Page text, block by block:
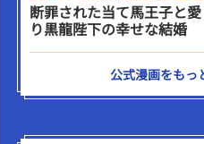
断罪された当て馬王子と
り黒龍陛下の幸せな結婚
公式漫画をもっ